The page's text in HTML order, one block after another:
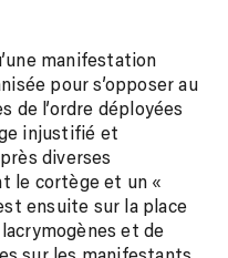
manifestation
pour s’opposer au
de l’ordre déployées
injustifié et
diverses
le cortège et un «
ensuite sur la place
et de